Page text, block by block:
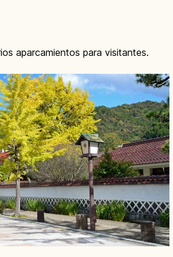
aparcamientos para visitantes.